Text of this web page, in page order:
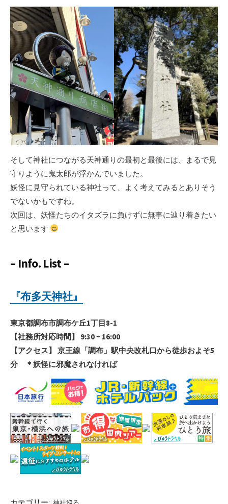
そして神社につながる天神通りの最初と最後には、まるで見
守りように鬼太郎が浮かんでいました。
妖怪に見守られている神社って、よく考えてみるとありそう
でないかもですね。
次回は、妖怪たちのイタズラに負けずに無事に辿り着きたい
と思います
– Info. List –
『布多天神社』
東京都調布市調布ケ丘1丁目8-1
【社務所対応時間】 9:30 ~ 16:00
【アクセス】 京王線「調布」駅中央改札口から徒歩およそ5
分 ＊妖怪に邪魔されなければ